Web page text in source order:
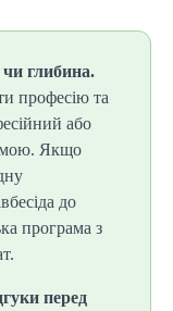
чи глибина.
професію та
або
Якщо
до
програма з
перед